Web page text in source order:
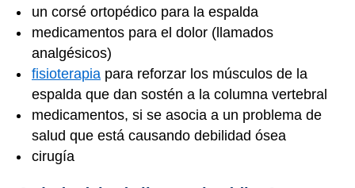
un corsé ortopédico para la espalda
medicamentos para el dolor (llamados
analgésicos)
fisioterapia para reforzar los músculos de la
espalda que dan sostén a la columna vertebral
medicamentos, si se asocia a un problema de
salud que está causando debilidad ósea
cirugía